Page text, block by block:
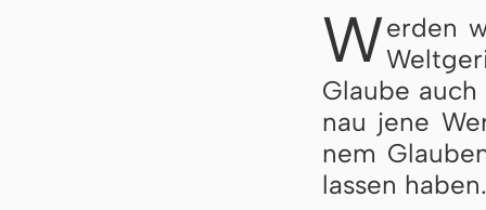
Werden
Glau­be
nau je­ne
nem
las­sen ha­ben.